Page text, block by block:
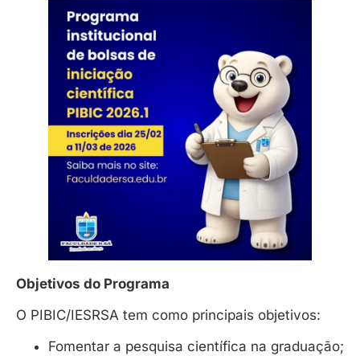
Objetivos do Programa
O PIBIC/IESRSA tem como principais objetivos:
Fomentar a pesquisa científica na graduação;